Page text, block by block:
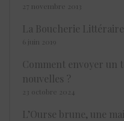
27 novembre 2013
La Boucherie
6 juin 2019
Comment envoyer un
nouvelles ?
23 octobre 2024
L’Ourse brune, une